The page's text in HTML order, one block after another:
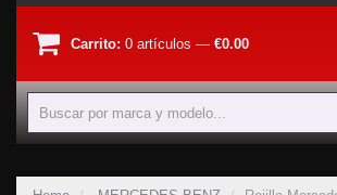
Carrito: 0 artículos — €0.00